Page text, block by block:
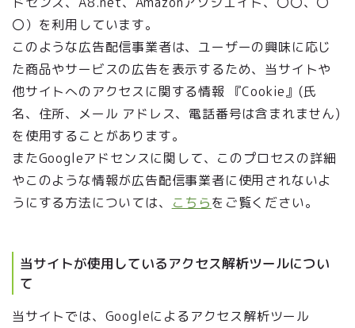
〇）を利用しています。
このような広告配信事業者は、ユーザーの興味に応じ
た商品やサービスの広告を表示するため、当サイトや
他サイトへのアクセスに関する情報 『Cookie』(氏
名、住所、メール アドレス、電話番号は含まれません)
を使用することがあります。
またGoogleアドセンスに関して、このプロセスの詳細
やこのような情報が広告配信事業者に使用されないよ
うにする方法については、
こちらをご覧ください。
当サイトが使用しているアクセス解析ツールについ
て
当サイトでは、Googleによるアクセス解析ツール